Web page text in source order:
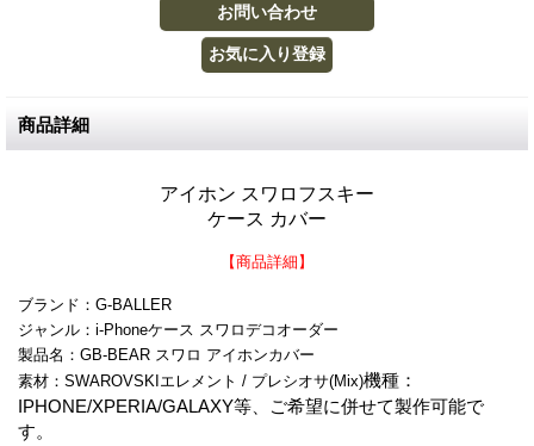
商品詳細
アイホン スワロフスキー
ケース カバー
【商品詳細】
ブランド：G-BALLER
ジャンル：i-Phoneケース スワロデコオーダー
製品名：GB-BEAR スワロ アイホンカバー
素材：SWAROVSKIエレメント / プレシオサ(Mix)機種：
IPHONE/XPERIA/GALAXY等、ご希望に併せて製作可能で
す。